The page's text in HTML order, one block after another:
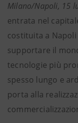
Milano/Napoli, 15
entrata nel
costituita a Napoli
supportare il
tecnologie più
spesso lungo e
porta alla